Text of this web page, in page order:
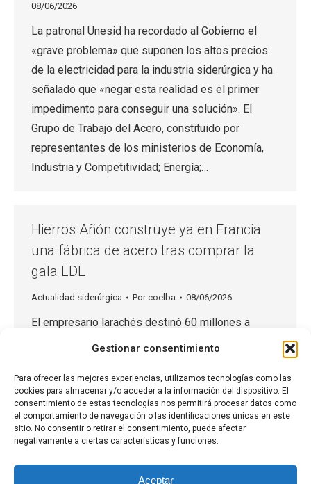
Gestionar consentimiento
Para ofrecer las mejores experiencias, utilizamos tecnologías como las
cookies para almacenar y/o acceder a la información del dispositivo. El
consentimiento de estas tecnologías nos permitirá procesar datos como
el comportamiento de navegación o las identificaciones únicas en este
sitio. No consentir o retirar el consentimiento, puede afectar
negativamente a ciertas características y funciones.
Aceptar
08/06/2026
La patronal Unesid ha recordado al Gobierno el
«grave problema» que suponen los altos precios
de la electricidad para la industria siderúrgica y ha
señalado que «negar esta realidad es el primer
impedimento para conseguir una solución». El
Grupo de Trabajo del Acero, constituido por
representantes de los ministerios de Economía,
Industria y Competitividad; Energía;…
Hierros Añón construye ya en Francia
una fábrica de acero tras comprar la
gala LDL
Actualidad siderúrgica Porcoelba 08/06/2026
El empresario larachés destinó 60 millones a
adquirir el 60% de Laminoirs des Landes – La
personas El grupo ya controla todo el ciclo de
producción, manufacturado y venta de productos
siderúrgicos Hierros Añón vuelve a Bayona
(Francia), a apenas cien metros de la acería que